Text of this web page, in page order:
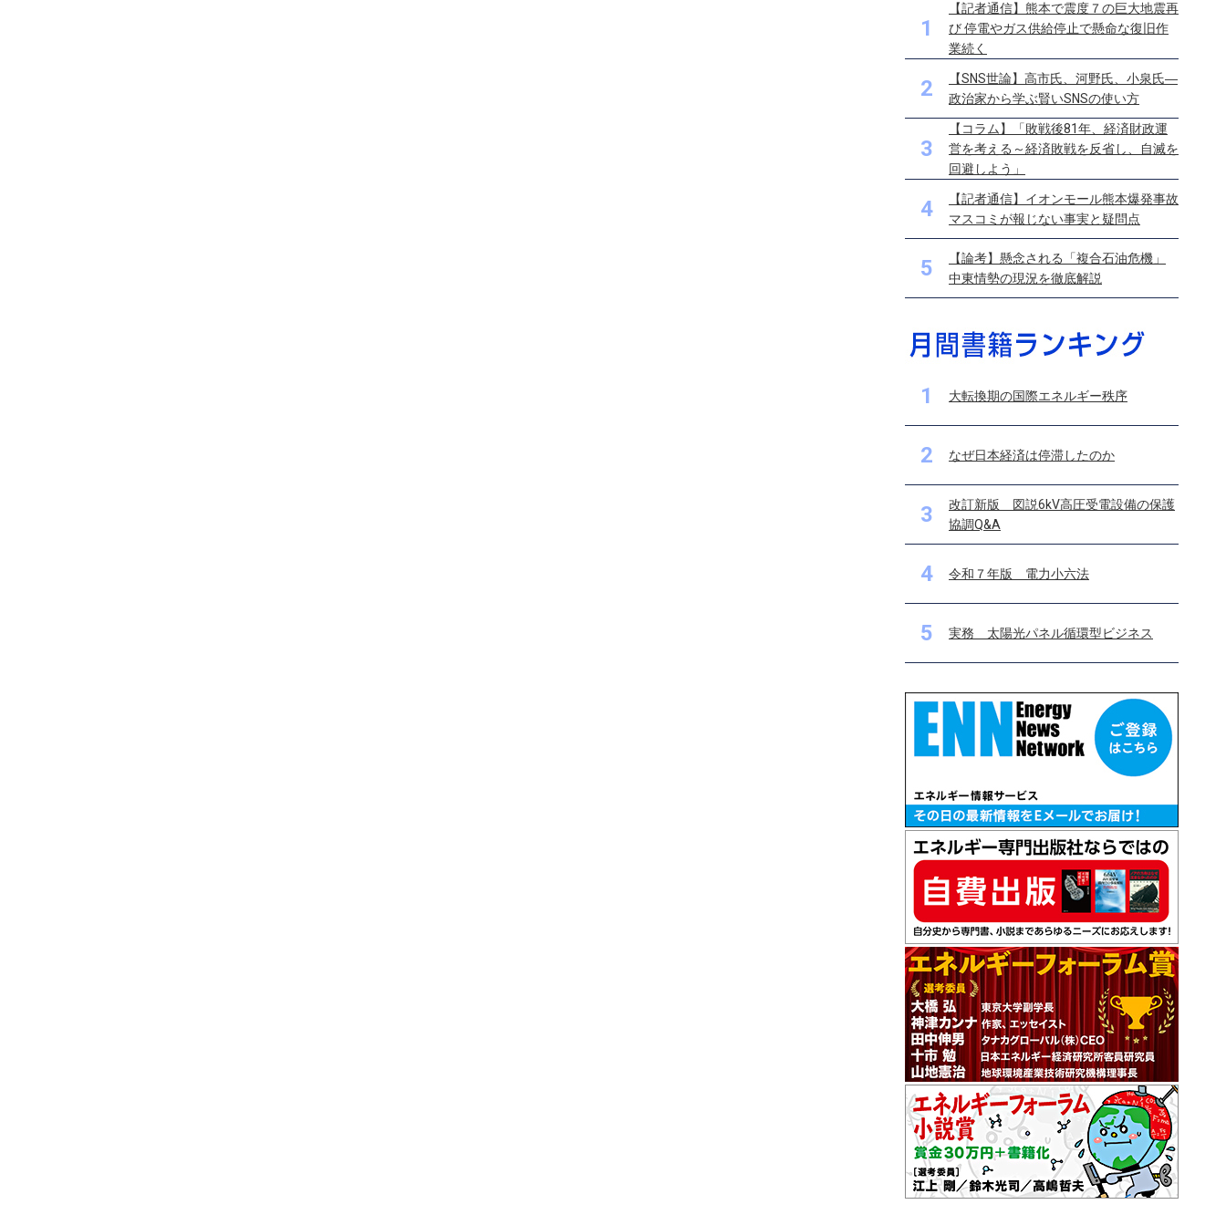
1
【記者通信】熊本で震度７の巨大地震再
び 停電やガス供給停止で懸命な復旧作
業続く
2
【SNS世論】高市氏、河野氏、小泉氏―
政治家から学ぶ賢いSNSの使い方
3
【コラム】「敗戦後81年、経済財政運
営を考える～経済敗戦を反省し、自滅を
回避しよう」
4
【記者通信】イオンモール熊本爆発事故
マスコミが報じない事実と疑問点
5
【論考】懸念される「複合石油危機」
中東情勢の現況を徹底解説
1 大転換期の国際エネルギー秩序
2 なぜ日本経済は停滞したのか
3
改訂新版 図説6kV高圧受電設備の保護
協調Q&A
4 令和７年版 電力小六法
5 実務 太陽光パネル循環型ビジネス